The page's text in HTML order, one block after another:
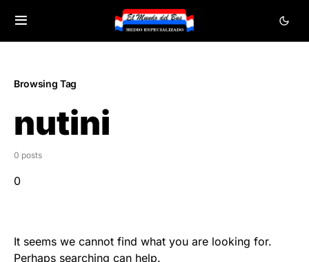
Browsing Tag
nutini
0 posts
0
It seems we cannot find what you are looking for.
Perhaps searching can help.